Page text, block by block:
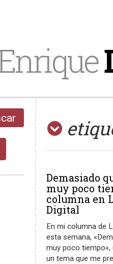
Demasiado
muy poco
columna en
Digital
En mi columna de
esta semana,
muy poco
un tema que me